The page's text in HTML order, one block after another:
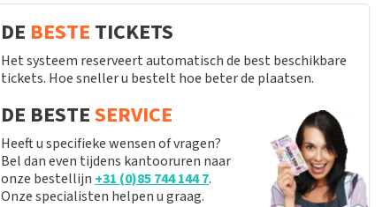
DE BESTE TICKETS
Het systeem reserveert automatisch de best beschikbare
tickets. Hoe sneller u bestelt hoe beter de plaatsen.
DE BESTESERVICE
Heeft u specifieke wensen of vragen?
Bel dan even tijdens kantooruren naar
onze bestellijn +31 (0)85 744 144 7.
Onze specialisten helpen u graag.